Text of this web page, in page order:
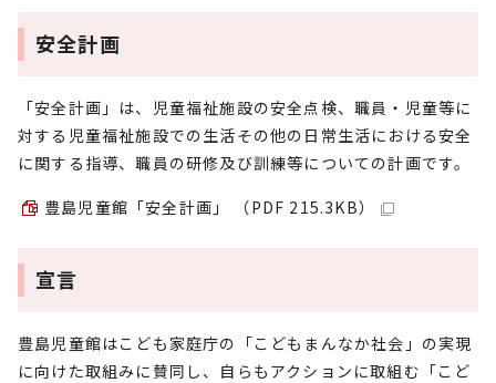
安全計画
「安全計画」は、児童福祉施設の安全点検、職員・児童等に
対する児童福祉施設での生活その他の日常生活における安全
に関する指導、職員の研修及び訓練等についての計画です。
豊島児童館「安全計画」 （PDF 215.3KB）
宣言
豊島児童館はこども家庭庁の「こどもまんなか社会」の実現
に向けた取組みに賛同し、自らもアクションに取組む「こど